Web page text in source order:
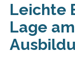
Leichte
Lage am